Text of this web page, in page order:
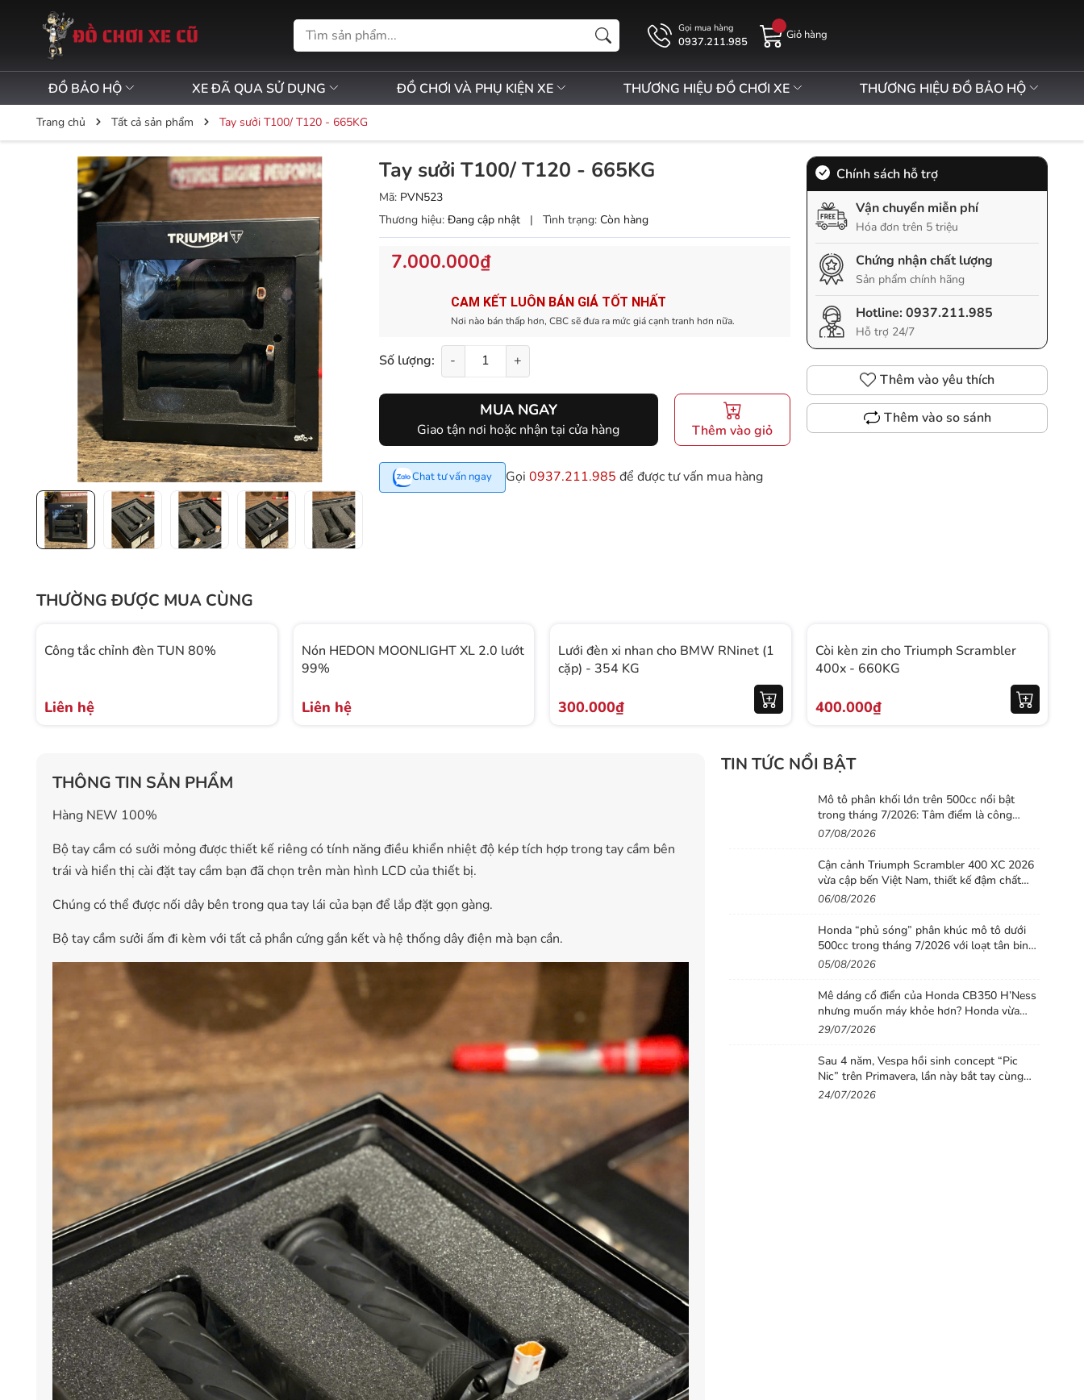
Gọi mua hàng
0937.211.985
Giỏ hàng
ĐỒ BẢO HỘ XE ĐÃ QUA SỬ DỤNG ĐỒ CHƠI VÀ PHỤ KIỆN XE THƯƠNG HIỆU ĐỒ CHƠI XE THƯƠNG HIỆU ĐỒ BẢO HỘ
Trang chủ Tất cả sản phẩm Tay sưởi T100/ T120 - 665KG
Tay sưởi T100/ T120 - 665KG
Mã: PVN523
Thương hiệu: Đang cập nhật | Tình trạng: Còn hàng
7.000.000₫
CAM KẾT LUÔN BÁN GIÁ TỐT NHẤT
Nơi nào bán thấp hơn, CBC sẽ đưa ra mức giá cạnh tranh hơn nữa.
Số lượng: - +
MUA NGAY
Giao tận nơi hoặc nhận tại cửa hàng Thêm vào giỏ
Chat tư vấn ngay Gọi 0937.211.985 để được tư vấn mua hàng
Chính sách hỗ trợ
Vận chuyển miễn phí
Hóa đơn trên 5 triệu
Chứng nhận chất lượng
Sản phẩm chính hãng
Hotline:0937.211.985
Hỗ trợ 24/7
Thêm vào yêu thích
Thêm vào so sánh
THƯỜNG ĐƯỢC MUA CÙNG
Công tắc chỉnh đèn TUN 80%
Liên hệ
Nón HEDON MOONLIGHT XL 2.0 lướt
99%
Liên hệ
Lưới đèn xi nhan cho BMW RNinet (1
cặp) - 354 KG
300.000₫
Còi kèn zin cho Triumph Scrambler
400x - 660KG
400.000₫
THÔNG TIN SẢN PHẨM
Hàng NEW 100%
Bộ tay cầm có sưởi mỏng được thiết kế riêng có tính năng điều khiển nhiệt độ kép tích hợp trong tay cầm bên
trái và hiển thị cài đặt tay cầm bạn đã chọn trên màn hình LCD của thiết bị.
Chúng có thể được nối dây bên trong qua tay lái của bạn để lắp đặt gọn gàng.
Bộ tay cầm sưởi ấm đi kèm với tất cả phần cứng gắn kết và hệ thống dây điện mà bạn cần.
TIN TỨC NỔI BẬT
Mô tô phân khối lớn trên 500cc nổi bật
trong tháng 7/2026: Tâm điểm là công
nghệ, phiên bản giới hạn và những cấu hình
07/08/2026
Cận cảnh Triumph Scrambler 400 XC 2026
vừa cập bến Việt Nam, thiết kế đậm chất
phiêu lưu cùng mức giá dễ tiếp cận
06/08/2026
Honda “phủ sóng” phân khúc mô tô dưới
500cc trong tháng 7/2026 với loạt tân binh
đáng chú ý
05/08/2026
Mê dáng cổ điển của Honda CB350 H’Ness
nhưng muốn máy khỏe hơn? Honda vừa
tung ra lời giải với CB500 mới
29/07/2026
Sau 4 năm, Vespa hồi sinh concept “Pic
Nic” trên Primavera, lần này bắt tay cùng
thương hiệu thời trang Gigi
24/07/2026